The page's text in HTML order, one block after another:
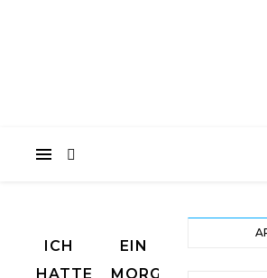
im
ICH
HATTE
EIN
MORGEN